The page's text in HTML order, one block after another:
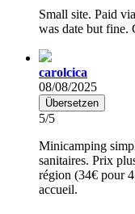
Small site. Paid
was date but fine.
carolcica
08/08/2025
Übersetzen
5/5
Minicamping
sanitaires. Prix
région (34€ pour
accueil.